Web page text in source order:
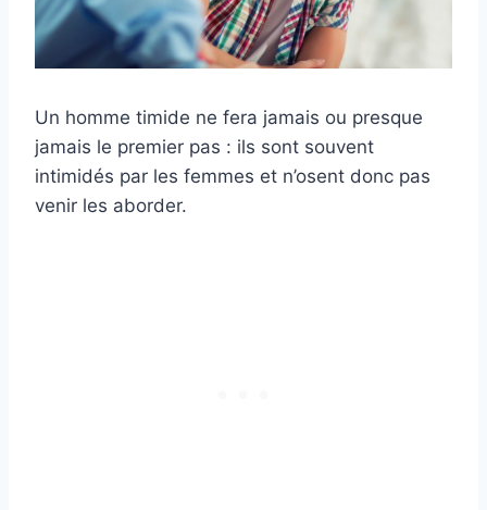
Un homme timide ne fera jamais ou presque
jamais le premier pas : ils sont souvent
intimidés par les femmes et n’osent donc pas
venir les aborder.